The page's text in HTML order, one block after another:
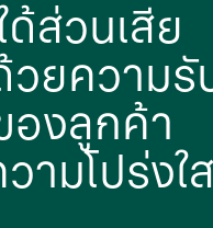
ส่วนเสีย
วยความรั
องลูกค้า
ามโปร่งใส